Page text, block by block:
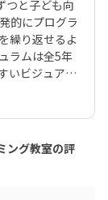
つと子ども向
的にプログラ
繰り返せるよ
ラムは全5年
いビジュアル
」から初め
言語「Java
す。ベーシッ
自体から学べ
とのないお子
しょう。大学
ング教室の評